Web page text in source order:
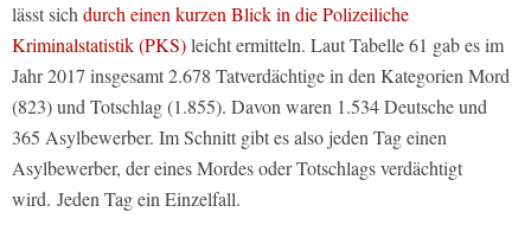
lässt sichdurch einen kurzen Blick in die Polizeiliche
Kriminalstatistik (PKS)leicht ermitteln. Laut Tabelle 61 gab es im
Jahr 2017 insgesamt 2.678 Tatverdächtige in den Kategorien Mord
(823) und Totschlag (1.855). Davon waren 1.534 Deutsche und
365 Asylbewerber. Im Schnitt gibt es also jeden Tag einen
Asylbewerber, der eines Mordes oder Totschlags verdächtigt
wird. Jeden Tag ein Einzelfall.